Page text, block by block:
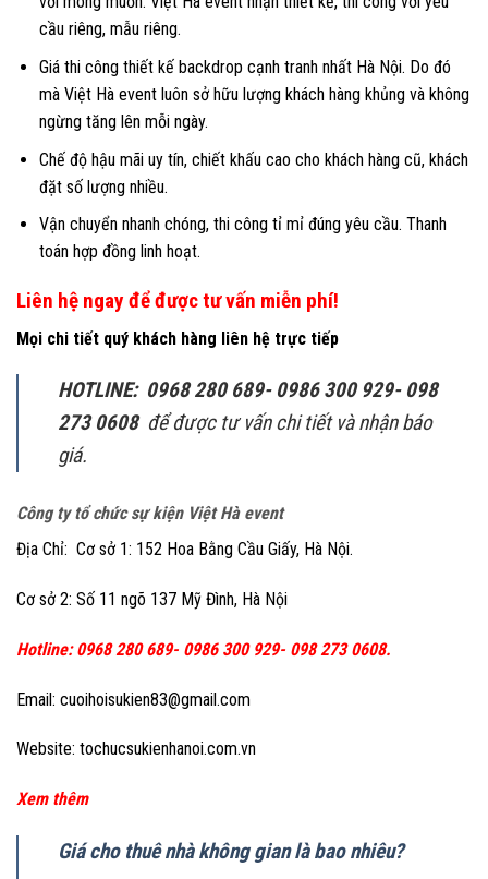
cầu riêng, mẫu riêng.
Giá thi công thiết kế backdrop cạnh tranh nhất Hà Nội. Do đó
mà Việt Hà event luôn sở hữu lượng khách hàng khủng và không
ngừng tăng lên mỗi ngày.
Chế độ hậu mãi uy tín, chiết khấu cao cho khách hàng cũ, khách
đặt số lượng nhiều.
Vận chuyển nhanh chóng, thi công tỉ mỉ đúng yêu cầu. Thanh
toán hợp đồng linh hoạt.
Liên hệ ngay để được tư vấn miễn phí!
Mọi chi tiết quý khách hàng liên hệ trực tiếp
HOTLINE: 0968 280 689- 0986 300 929- 098
273 0608 để được tư vấn chi tiết và nhận báo
giá.
Công ty tổ chức sự kiện Việt Hà event
Địa Chỉ: Cơ sở 1: 152 Hoa Bằng Cầu Giấy, Hà Nội.
Cơ sở 2: Số 11 ngõ 137 Mỹ Đình, Hà Nội
Hotline: 0968 280 689- 0986 300 929- 098 273 0608.
Email: cuoihoisukien83@gmail.com
Website: tochucsukienhanoi.com.vn
Xem thêm
Giá cho thuê nhà không gian là bao nhiêu?